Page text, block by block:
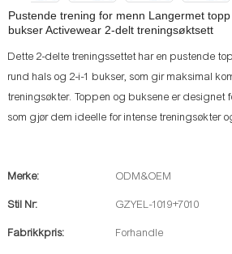
Pustende trening for menn Langermet
bukser Activewear 2-delt treningsøktsett
Dette 2-delte treningssettet har en pustende
rund hals og 2-i-1 bukser, som gir maksimal
treningsøkter. Toppen og buksene er designet
som gjør dem ideelle for intense treningsøkter
Merke: ODM&OEM
Stil Nr: GZYEL-1019+7010
Fabrikkpris: Forhandle